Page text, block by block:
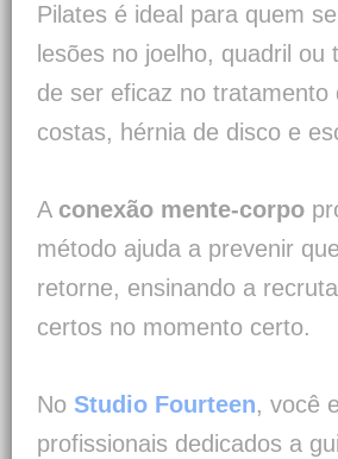
Pilates é ideal para quem
lesões no joelho, quadril ou
de ser eficaz no tratamento
costas, hérnia de disco e
A conexão mente-corpo
método ajuda a prevenir
retorne, ensinando a
certos no momento certo.
No Studio Fourteen, você
profissionais dedicados a